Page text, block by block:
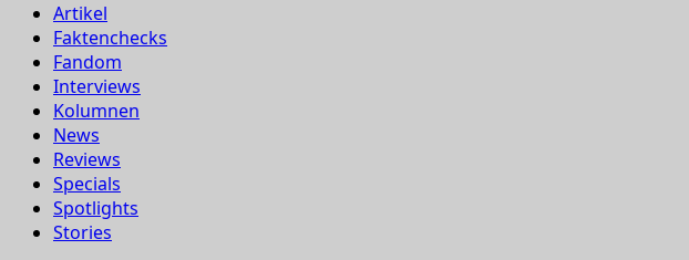
Artikel
Faktenchecks
Fandom
Interviews
Kolumnen
News
Reviews
Specials
Spotlights
Stories